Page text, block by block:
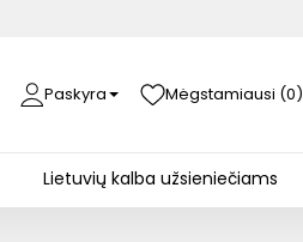
Paskyra Mėgstamiausi (0)
Lietuvių kalba užsieniečiams